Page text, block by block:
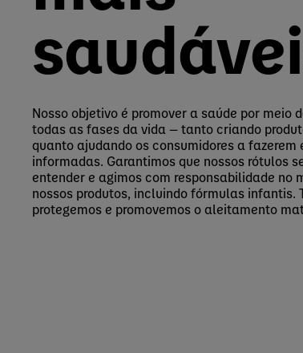
Nosso objetivo é promover a saúde por meio
todas as fases da vida — tanto criando
quanto ajudando os consumidores a fazerem
informadas. Garantimos que nossos rótulos
entender e agimos com responsabilidade no
nossos produtos, incluindo fórmulas infantis.
protegemos e promovemos o aleitamento